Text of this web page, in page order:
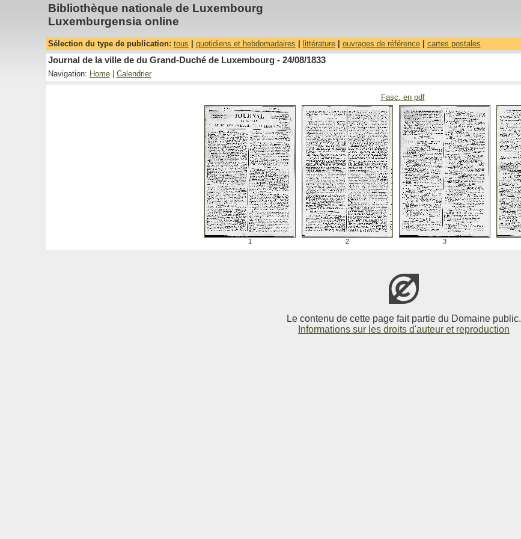
Bibliothèque nationale de Luxembourg
Luxemburgensia online
Sélection du type de publication: tous quotidiens et hebdomadaires littérature| ouvrages de référence| cartes postales
Journal de la ville de du Grand-Duché de Luxembourg - 24/08/1833
Navigation: Home| Calendrier
Fasc. en pdf
1 2 3
Le contenu de cette page fait partie du Domaine public.
Informations sur les droits d'auteur et reproduction